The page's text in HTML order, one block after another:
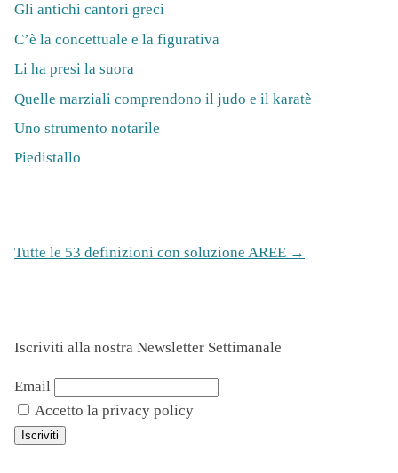
Gli antichi cantori greci
C’è la concettuale e la figurativa
Li ha presi la suora
Quelle marziali comprendono il judo e il karatè
Uno strumento notarile
Piedistallo
Tutte le 53 definizioni con soluzione AREE →
Iscriviti alla nostra Newsletter Settimanale
Email
Accetto la privacy policy